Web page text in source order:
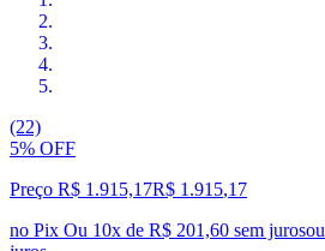
(22)
5% OFF
Preço R$ 1.915,17R$ 1.915,17
no Pix Ou 10x de R$ 201,60 sem jurosou